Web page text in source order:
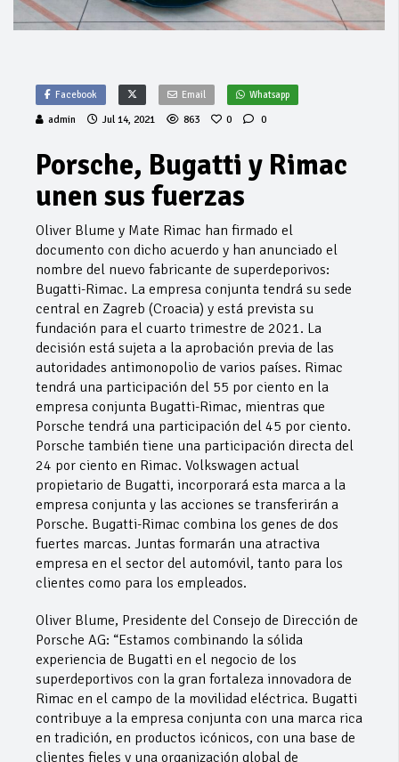
Facebook Email Whatsapp
admin Jul 14, 2021 863 0 0
Porsche, Bugatti y Rimac
unen sus fuerzas
Oliver Blume y Mate Rimac han firmado el
documento con dicho acuerdo y han anunciado el
nombre del nuevo fabricante de superdeporivos:
Bugatti-Rimac. La empresa conjunta tendrá su sede
central en Zagreb (Croacia) y está prevista su
fundación para el cuarto trimestre de 2021. La
decisión está sujeta a la aprobación previa de las
autoridades antimonopolio de varios países. Rimac
tendrá una participación del 55 por ciento en la
empresa conjunta Bugatti-Rimac, mientras que
Porsche tendrá una participación del 45 por ciento.
Porsche también tiene una participación directa del
24 por ciento en Rimac. Volkswagen actual
propietario de Bugatti, incorporará esta marca a la
empresa conjunta y las acciones se transferirán a
Porsche. Bugatti-Rimac combina los genes de dos
fuertes marcas. Juntas formarán una atractiva
empresa en el sector del automóvil, tanto para los
clientes como para los empleados.
Oliver Blume, Presidente del Consejo de Dirección de
Porsche AG: “Estamos combinando la sólida
experiencia de Bugatti en el negocio de los
superdeportivos con la gran fortaleza innovadora de
Rimac en el campo de la movilidad eléctrica. Bugatti
contribuye a la empresa conjunta con una marca rica
en tradición, en productos icónicos, con una base de
clientes fieles y una organización global de